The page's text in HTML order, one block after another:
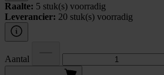
Raalte: 5 stuk(s) voorradig
Leverancier: 20 stuk(s) voorradig
Aantal